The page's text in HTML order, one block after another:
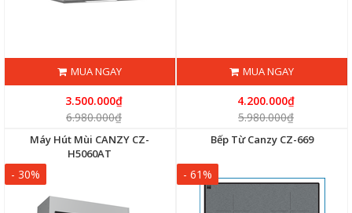
MUA NGAY
3.500.000₫
6.980.000₫
MUA NGAY
4.200.000₫
5.980.000₫
Máy Hút Mùi CANZY CZ-
H5060AT
- 30%
Bếp Từ Canzy CZ-669
- 61%